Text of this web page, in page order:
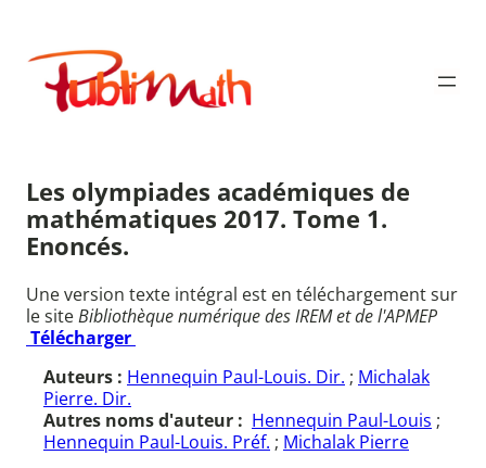
contenu
Publimath
Les olympiades académiques de
mathématiques 2017. Tome 1.
Enoncés.
Une version texte intégral est en téléchargement sur
le siteBibliothèque numérique des IREM et de l'APMEP
Télécharger
Auteurs : Hennequin Paul-Louis. Dir. ; Michalak
Pierre. Dir.
Autres noms d'auteur : Hennequin Paul-Louis ;
Hennequin Paul-Louis. Préf. ; Michalak Pierre